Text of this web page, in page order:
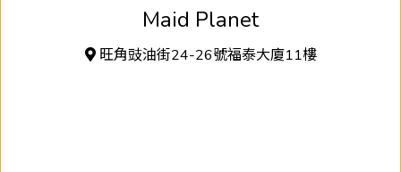
Maid Planet
旺角豉油街24-26號福泰大廈11樓